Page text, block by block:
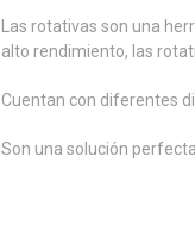
Las rotativas son una
alto rendimiento, las
Cuentan con diferentes
Son una solución